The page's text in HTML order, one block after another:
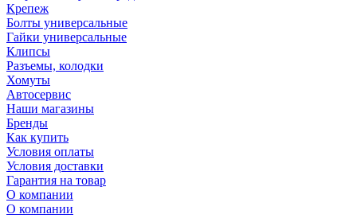
Крепеж
Болты универсальные
Гайки универсальные
Клипсы
Разъемы, колодки
Хомуты
Автосервис
Наши магазины
Бренды
Как купить
Условия оплаты
Условия доставки
Гарантия на товар
О компании
О компании